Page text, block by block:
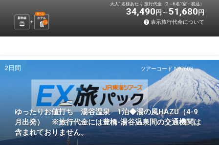
新幹線 ホテル
選べる
1 泊
大人1名様あたり 旅行代金（2～6名1室・税込）
34,490 円 51,680 円
表示旅行代金について
ツアーコード N97603
2日間
ゆったりお値打ち 湯谷温泉 1泊◆湯の風HAZU（4-9
月出発） ※旅行代金には豊橋-湯谷温泉間の交通機関は
含まれておりません。